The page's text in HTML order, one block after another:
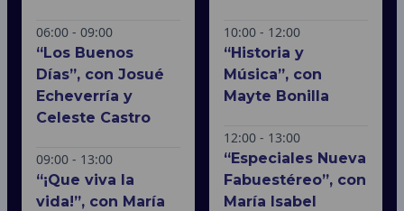
06:00 - 09:00
“Los Buenos
Días”, con Josué
Echeverría y
Celeste Castro
09:00 - 13:00
“¡Que viva la
vida!”, con María
10:00 - 12:00
“Historia y
Música”, con
Mayte Bonilla
12:00 - 13:00
“Especiales Nueva
Fabuestéreo”, con
María Isabel